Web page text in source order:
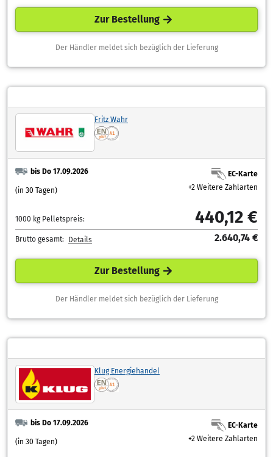
Zur Bestellung
Der Händler meldet sich bezüglich der Lieferung
Fritz Wahr
bis Do 17.09.2026
(in 30 Tagen)
EC-Karte
+2 Weitere Zahlarten
1000 kg Pelletspreis: 440,12 €
Brutto gesamt: Details 2.640,74 €
Zur Bestellung
Der Händler meldet sich bezüglich der Lieferung
Klug Energiehandel
bis Do 17.09.2026
(in 30 Tagen)
EC-Karte
+2 Weitere Zahlarten